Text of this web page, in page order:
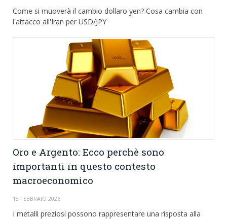
Come si muoverà il cambio dollaro yen? Cosa cambia con
l'attacco all'Iran per USD/JPY
Oro e Argento: Ecco perchè sono
importanti in questo contesto
macroeconomico
18 FEBBRAIO 2026
I metalli preziosi possono rappresentare una risposta alla